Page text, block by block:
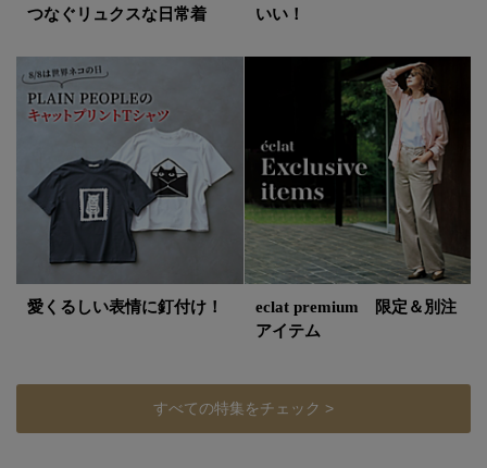
つなぐリュクスな日常着
いい！
愛くるしい表情に釘付け！
eclat premium 限定＆別注
アイテム
すべての特集をチェック >